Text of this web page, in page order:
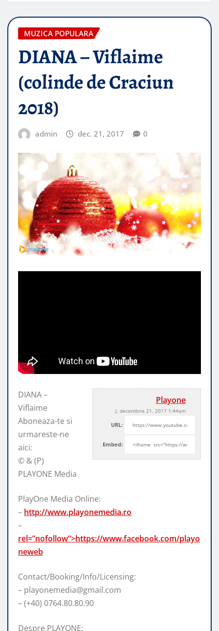
MUZICA POPULARA
DIANA – Viflaime
(colinde de Craciun
2018)
admin dec. 21, 2017 0
Playone
J, decembrie 21, 2017 1:44am
URL:
Embed:
DIANA –
Viflaime
Aboneaza-te si
urmareste-ne
aici:
© & (P)
PLAYONE Media
PlayOne Media Online:
– http://www.playonemedia.ro
–
rel=”nofollow”>https://www.facebook.com/playo
neweb
Contact/Booking/Info/Licensing:
– playonemedia@gmail.com
– (+40) 0764.80.80.90
Despre PLAYONE: